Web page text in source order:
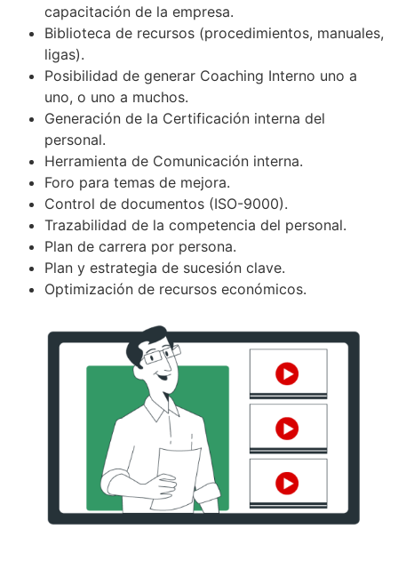
capacitación de la empresa.
Biblioteca de recursos (procedimientos, manuales,
ligas).
Posibilidad de generar Coaching Interno uno a
uno, o uno a muchos.
Generación de la Certificación interna del
personal.
Herramienta de Comunicación interna.
Foro para temas de mejora.
Control de documentos (ISO-9000).
Trazabilidad de la competencia del personal.
Plan de carrera por persona.
Plan y estrategia de sucesión clave.
Optimización de recursos económicos.